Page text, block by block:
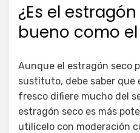
¿Es el
bueno como
Aunque el estragón seco
sustituto, debe saber que
fresco difiere mucho del
estragón seco es más
utilícelo con moderación